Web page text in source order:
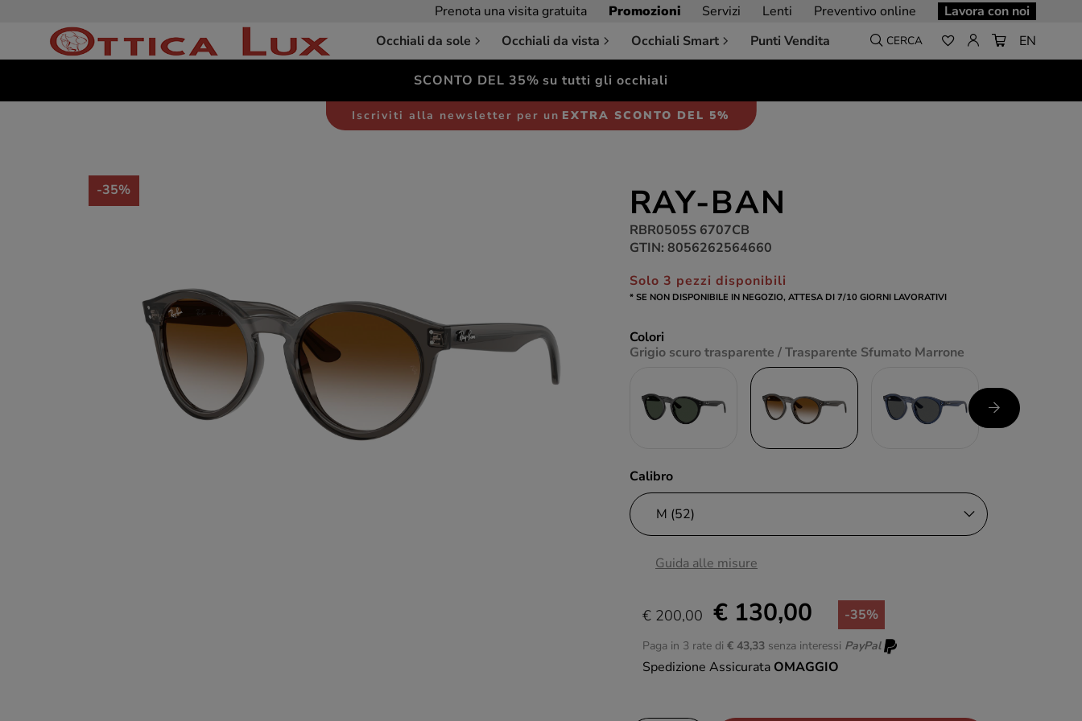
Prenota una visita gratuita Promozioni Servizi Lenti Preventivo online Lavora con noi
CERCA EN
Occhiali da sole Occhiali da vista Occhiali Smart Punti Vendita
SCONTO DEL 35% su tutti gli occhiali
Iscriviti alla newsletter per un EXTRA SCONTO DEL 5%
Occhiali da sole Unisex
-35% RAY-BAN
RBR0505S 6707CB
GTIN: 8056262564660
Solo 3 pezzi disponibili
* SE NON DISPONIBILE IN NEGOZIO, ATTESA DI 7/10 GIORNI LAVORATIVI
Colori
Grigio scuro trasparente / Trasparente Sfumato Marrone
Calibro
Guida alle misure
€ 200,00 € 130,00 -35%
Paga in 3 rate di € 43,33 senza interessi PayPal
Spedizione Assicurata OMAGGIO